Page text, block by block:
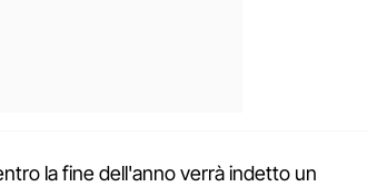
la fine dell'anno verrà indetto un